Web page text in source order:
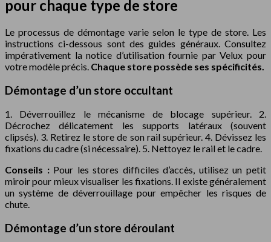
pour chaque type de store
Le processus de démontage varie selon le type de store. Les
instructions ci-dessous sont des guides généraux. Consultez
impérativement la notice d’utilisation fournie par Velux pour
votre modèle précis. Chaque store possède ses spécificités.
Démontage d’un store occultant
1. Déverrouillez le mécanisme de blocage supérieur. 2.
Décrochez délicatement les supports latéraux (souvent
clipsés). 3. Retirez le store de son rail supérieur. 4. Dévissez les
fixations du cadre (si nécessaire). 5. Nettoyez le rail et le cadre.
Conseils : Pour les stores difficiles d’accès, utilisez un petit
miroir pour mieux visualiser les fixations. Il existe généralement
un système de déverrouillage pour empêcher les risques de
chute.
Démontage d’un store déroulant